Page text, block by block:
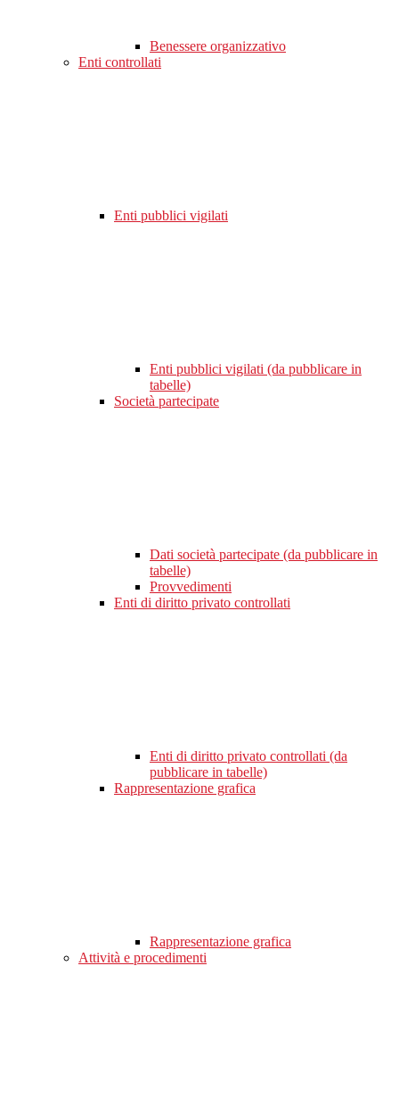
Benessere organizzativo
Enti controllati
Enti pubblici vigilati
Enti pubblici vigilati (da pubblicare in
tabelle)
Società partecipate
Dati società partecipate (da pubblicare in
tabelle)
Provvedimenti
Enti di diritto privato controllati
Enti di diritto privato controllati (da
pubblicare in tabelle)
Rappresentazione grafica
Rappresentazione grafica
Attività e procedimenti